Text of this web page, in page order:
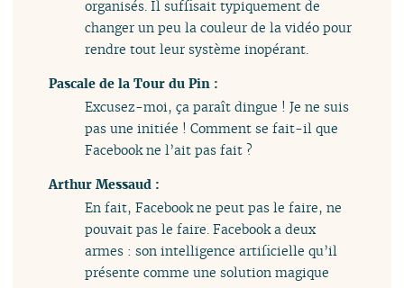
organisés. Il suffisait typiquement de
changer un peu la couleur de la vidéo pour
rendre tout leur système inopérant.
Pascale de la Tour du Pin :
Excusez-moi, ça paraît dingue ! Je ne suis
pas une initiée ! Comment se fait-il que
Facebook ne l’ait pas fait ?
Arthur Messaud :
En fait, Facebook ne peut pas le faire, ne
pouvait pas le faire. Facebook a deux
armes : son intelligence artificielle qu’il
présente comme une solution magique